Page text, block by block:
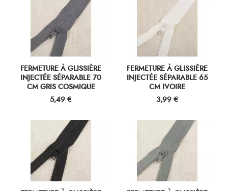
FERMETURE À GLISSIÈRE
INJECTÉE SÉPARABLE 70
CM GRIS COSMIQUE
Prix
5,49 €
FERMETURE À GLISSIÈRE
INJECTÉE SÉPARABLE 65
CM IVOIRE
Prix
3,99 €